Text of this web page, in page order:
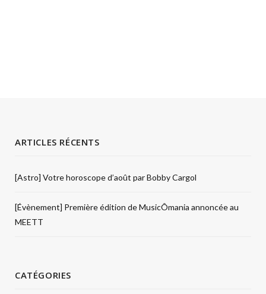
ARTICLES RÉCENTS
[Astro] Votre horoscope d’août par Bobby Cargol
[Évènement] Première édition de MusicÔmania annoncée au
MEETT
CATÉGORIES